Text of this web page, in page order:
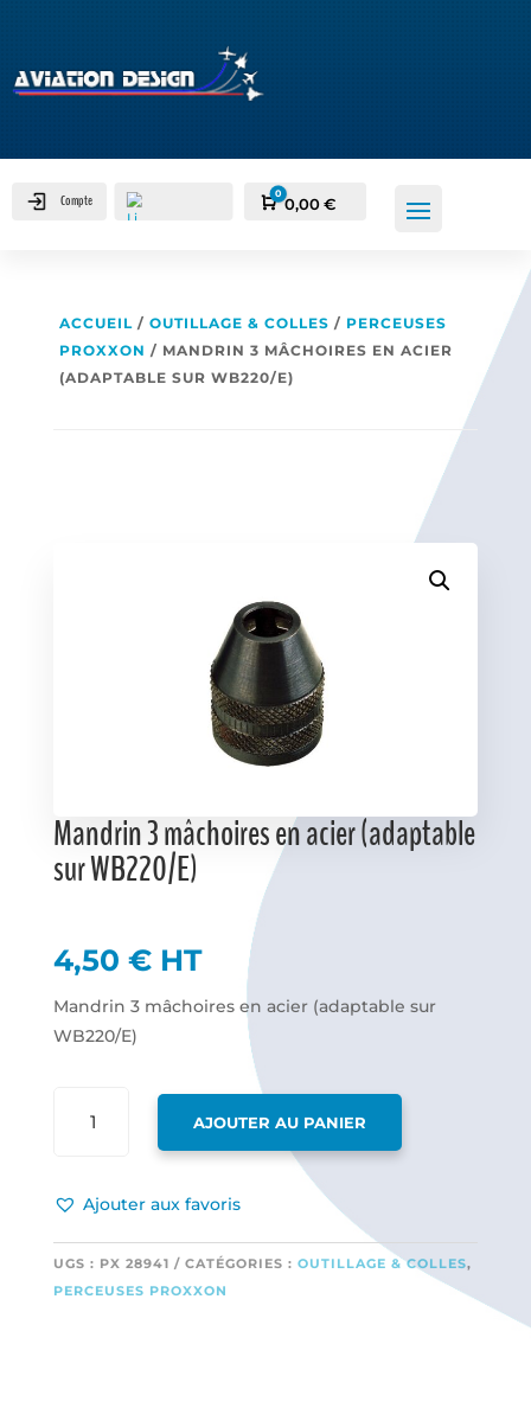
Compte Panier
0
0,00€
ACCUEIL / OUTILLAGE & COLLES / PERCEUSES
PROXXON / MANDRIN 3 MÂCHOIRES EN ACIER
(ADAPTABLE SUR WB220/E)
Mandrin 3 mâchoires en acier (adaptable
sur WB220/E)
4,50 € HT
Mandrin 3 mâchoires en acier (adaptable sur
WB220/E)
MÂCHOIRES
ACIER
(ADAPTABLE
AJOUTER AU PANIER
Ajouter aux favoris
UGS : PX 28941 CATÉGORIES : OUTILLAGE & COLLES,
PERCEUSES PROXXON